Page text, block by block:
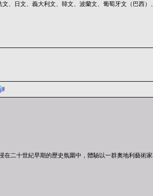
、日文、義大利文、韓文、波蘭文、葡萄牙文（巴西
在二十世紀早期的歷史氛圍中，體驗以一群奧地利藝